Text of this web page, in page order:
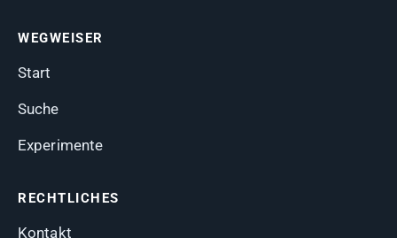
WEGWEISER
Start
Suche
Experimente
RECHTLICHES
Kontakt